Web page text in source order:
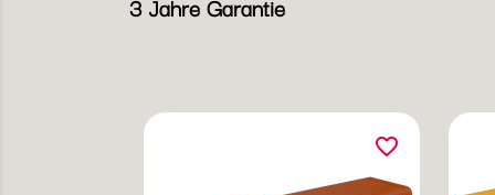
3 Jahre Garantie
favorite_border